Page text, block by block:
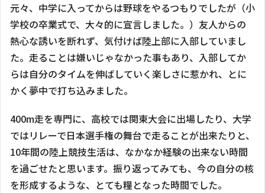
元々、中学に入ってからは野球をやるつもりでしたが（小
学校の卒業式で、大々的に宣言しました。）友人からの
熱心な誘いを断れず、気付けば陸上部に入部していまし
た。走ることは嫌いじゃなかった事もあり、入部してか
らは自分のタイムを伸ばしていく楽しさに惹かれ、とに
かく夢中で打ち込みました。
400m走を専門に、高校では関東大会に出場したり、大学
ではリレーで日本選手権の舞台で走ることが出来たりと、
10年間の陸上競技生活は、なかなか経験の出来ない時間
を過ごせたと思います。振り返ってみても、今の自分の核
を形成するような、とても糧となった時間でした。